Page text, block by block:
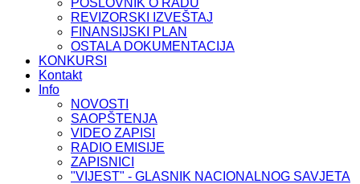
POSLOVNIK O RADU
REVIZORSKI IZVEŠTAJ
FINANSIJSKI PLAN
OSTALA DOKUMENTACIJA
KONKURSI
Kontakt
Info
NOVOSTI
SAOPŠTENJA
VIDEO ZAPISI
RADIO EMISIJE
ZAPISNICI
"VIJEST" - GLASNIK NACIONALNOG SAVJETA